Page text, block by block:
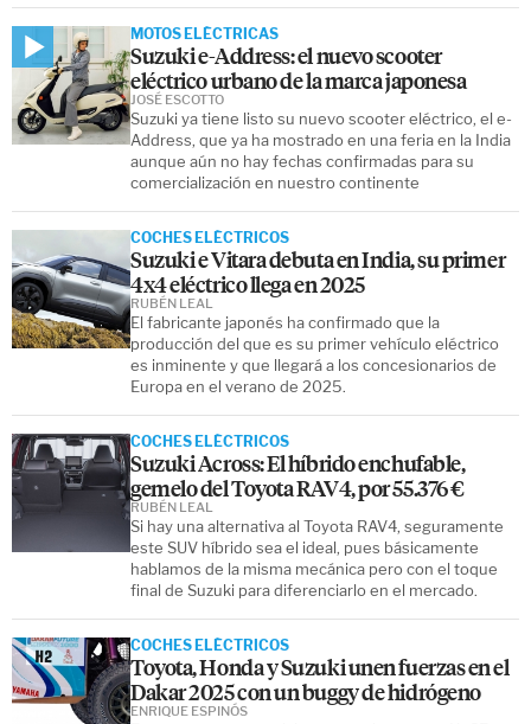
MOTOS ELÉCTRICAS
Suzuki e-Address: el nuevo scooter
eléctrico urbano de la marca japonesa
Suzuki ya tiene listo su nuevo scooter eléctrico, el e-
Address, que ya ha mostrado en una feria en la India
aunque aún no hay fechas confirmadas para su
comercialización en nuestro continente
JOSÉ ESCOTTO
COCHES ELÉCTRICOS
Suzuki e Vitara debuta en India, su primer
4x4 eléctrico llega en 2025
El fabricante japonés ha confirmado que la
producción del que es su primer vehículo eléctrico
es inminente y que llegará a los concesionarios de
Europa en el verano de 2025.
RUBÉN LEAL
COCHES ELÉCTRICOS
Suzuki Across: El híbrido enchufable,
gemelo del Toyota RAV4, por 55.376 €
Si hay una alternativa al Toyota RAV4, seguramente
este SUV híbrido sea el ideal, pues básicamente
hablamos de la misma mecánica pero con el toque
final de Suzuki para diferenciarlo en el mercado.
RUBÉN LEAL
COCHES ELÉCTRICOS
Toyota, Honda y Suzuki unen fuerzas en el
Dakar 2025 con un buggy de hidrógeno
ENRIQUE ESPINÓS